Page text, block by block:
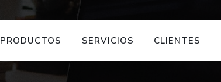
PRODUCTOS SERVICIOS CLIENTES